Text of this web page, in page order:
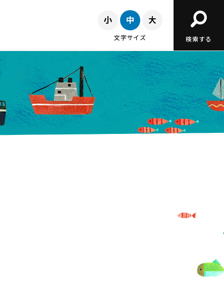
文字サイズ 検索する